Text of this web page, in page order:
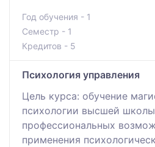
Год обучения - 1
Семестр - 1
Кредитов - 5
Психология управления
Цель курса: обучение
психологии высшей
профессиональных
применения